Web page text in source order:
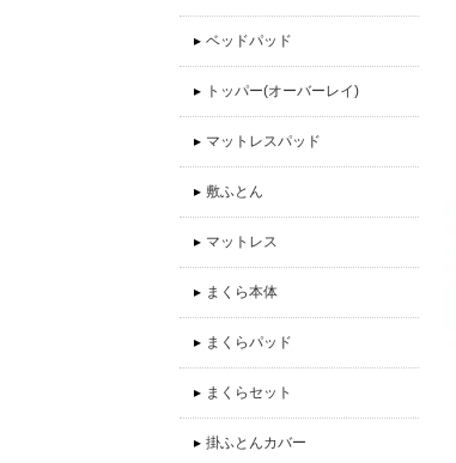
▸ ベッドパッド
▸ トッパー(オーバーレイ)
▸ マットレスパッド
▸ 敷ふとん
▸ マットレス
▸ まくら本体
▸ まくらパッド
▸ まくらセット
▸ 掛ふとんカバー